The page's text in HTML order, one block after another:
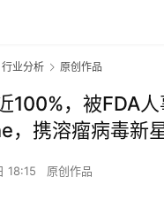
行业分析 原创作品
100%，被FDA
，携溶瘤病毒新
18:15 原创作品